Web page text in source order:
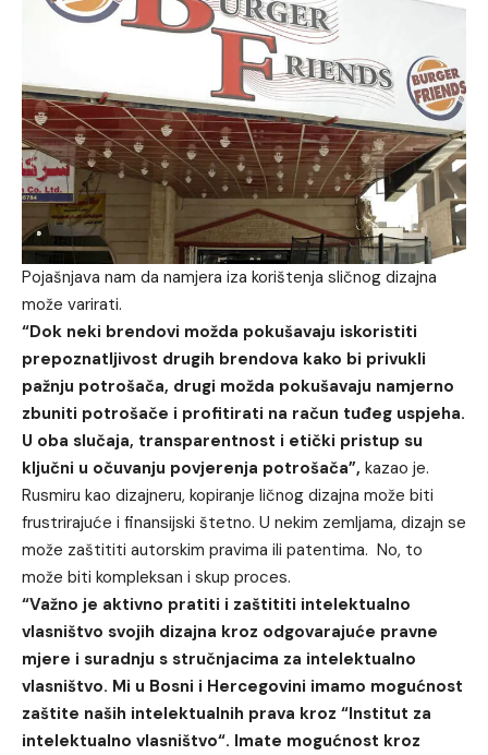
Pojašnjava nam da namjera iza korištenja sličnog dizajna
može varirati.
“Dok neki brendovi možda pokušavaju iskoristiti
prepoznatljivost drugih brendova kako bi privukli
pažnju potrošača, drugi možda pokušavaju namjerno
zbuniti potrošače i profitirati na račun tuđeg uspjeha.
U oba slučaja, transparentnost i etički pristup su
ključni u očuvanju povjerenja potrošača”, kazao je.
Rusmiru kao dizajneru, kopiranje ličnog dizajna može biti
frustrirajuće i finansijski štetno. U nekim zemljama, dizajn se
može zaštititi autorskim pravima ili patentima. No, to
može biti kompleksan i skup proces.
“Važno je aktivno pratiti i zaštititi intelektualno
vlasništvo svojih dizajna kroz odgovarajuće pravne
mjere i suradnju s stručnjacima za intelektualno
vlasništvo. Mi u Bosni i Hercegovini imamo mogućnost
zaštite naših intelektualnih prava kroz “Institut za
intelektualno vlasništvo“. Imate mogućnost kroz